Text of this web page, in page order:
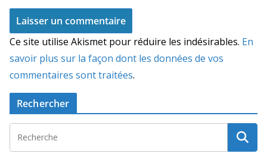
Ce site utilise Akismet pour réduire les indésirables. En
savoir plus sur la façon dont les données de vos
commentaires sont traitées.
Rechercher